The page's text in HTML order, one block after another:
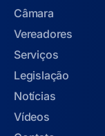
Câmara
Vereadores
Serviços
Legislação
Notícias
Vídeos